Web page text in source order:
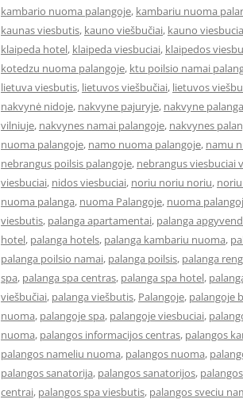
kambario nuoma palangoje, kambariu nuoma
kaunas viesbutis, kauno viešbučiai, kauno
klaipeda hotel, klaipeda viesbuciai, klaipedos
kotedzu nuoma palangoje, ktu poilsio namai
lietuva viesbutis, lietuvos viešbučiai, lietuvos
nakvynė nidoje, nakvyne pajuryje, nakvyne palanga
vilniuje, nakvynes namai palangoje, nakvynes
nuoma palangoje, namo nuoma palangoje, namu
nebrangus poilsis palangoje, nebrangus viesbuciai
viesbuciai, nidos viesbuciai, noriu noriu noriu,
nuoma palanga, nuoma Palangoje, nuoma
viesbutis, palanga apartamentai, palanga
hotel, palanga hotels, palanga kambariu nuoma,
palanga poilsio namai, palanga poilsis, palanga
spa, palanga spa centras, palanga spa hotel,
viešbučiai, palanga viešbutis, Palangoje, palangoje
nuoma, palangoje spa, palangoje viesbuciai,
nuoma, palangos informacijos centras, palangos
palangos nameliu nuoma, palangos nuoma,
palangos sanatorija, palangos sanatorijos,
centrai, palangos spa viesbutis, palangos sveciu